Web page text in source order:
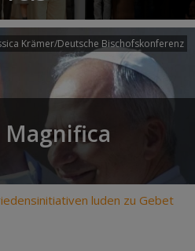
Krämer/Deutsche Bischofskonferenz
Magnifica
luden zu Gebet